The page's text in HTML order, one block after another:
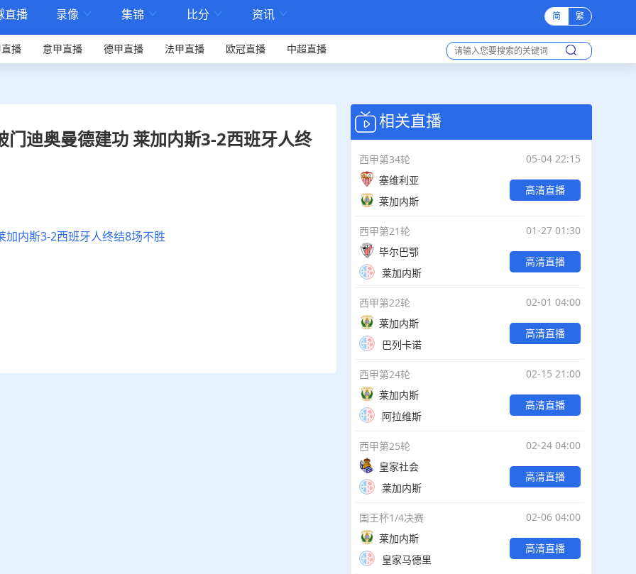
直播 录像  集锦  比分  资讯  简 繁
播 意甲直播 德甲直播 法甲直播 欧冠直播 中超直播
迪奥曼德建功 莱加内斯3-2西班牙人终
内斯3-2西班牙人终结8场不胜
相关直播
西甲第34轮
05-04 22:15
塞维利亚
莱加内斯
高清直播
西甲第21轮
01-27 01:30
毕尔巴鄂
莱加内斯
高清直播
西甲第22轮
02-01 04:00
莱加内斯
巴列卡诺
高清直播
西甲第24轮
02-15 21:00
莱加内斯
阿拉维斯
高清直播
西甲第25轮
02-24 04:00
皇家社会
莱加内斯
高清直播
国王杯1/4决赛
02-06 04:00
莱加内斯
皇家马德里
高清直播